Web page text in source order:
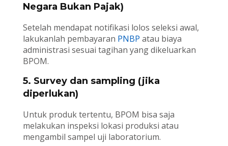
Negara Bukan Pajak)
Setelah mendapat notifikasi lolos seleksi awal,
lakukanlah pembayaran PNBP atau biaya
administrasi sesuai tagihan yang dikeluarkan
BPOM.
5. Survey dan sampling (jika
diperlukan)
Untuk produk tertentu, BPOM bisa saja
melakukan inspeksi lokasi produksi atau
mengambil sampel uji laboratorium.